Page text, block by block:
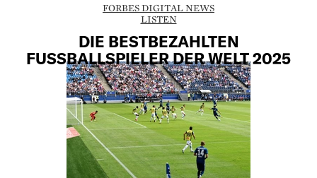
FORBES DIGITAL NEWS
LISTEN
DIE BESTBEZAHLTEN
FUSSBALLSPIELER DER WELT 2025